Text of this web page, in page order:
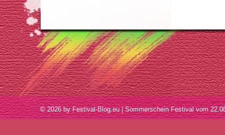
© 2026 by Festival-Blog.eu | Sommerschein Festival vom